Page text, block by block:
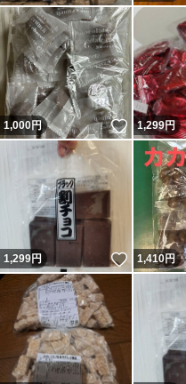
1,000円 いいね！
1,299円
1,299円 いいね！
1,410円